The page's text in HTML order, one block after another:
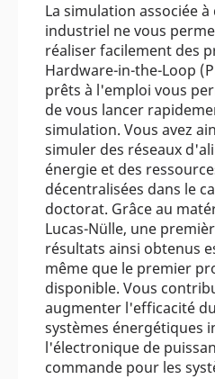
La simulation associée
industriel ne vous
réaliser facilement des
Hardware-in-the-Loop
prêts à l'emploi vous
de vous lancer
simulation. Vous avez
simuler des réseaux
énergie et des
décentralisées dans le
doctorat. Grâce au
Lucas-Nülle, une
résultats ainsi obtenus
même que le premier
disponible. Vous
augmenter l'efficacité
systèmes énergétiques
l'électronique de
commande pour les